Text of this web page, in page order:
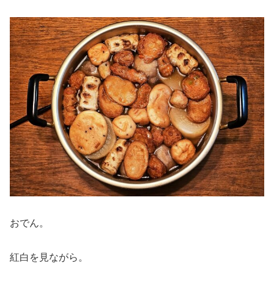
おでん。
紅白を見ながら。